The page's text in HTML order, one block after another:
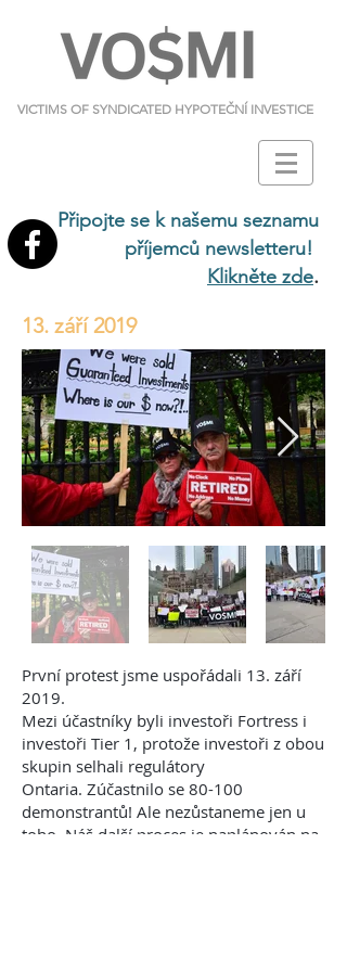
VICTIMS OF SYNDICATED HYPOTEČNÍ INVESTICE
Připojte se k našemu seznamu
příjemců newsletteru!
Klikněte zde.
13. září 2019
První protest jsme uspořádali 13. září
2019.
Mezi účastníky byli investoři Fortress i
investoři Tier 1, protože investoři z obou
skupin selhali regulátory
Ontaria. Zúčastnilo se 80-100
demonstrantů! Ale nezůstaneme jen u
toho. Náš další proces je naplánován na